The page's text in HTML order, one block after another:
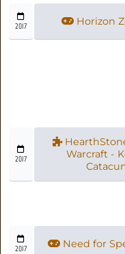
2017 Horizon
2017
Warcraft -
2017 Need for